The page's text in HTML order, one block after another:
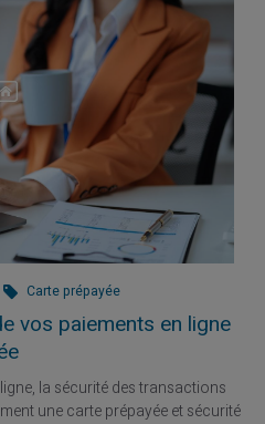
Carte prépayée
vos paiements en ligne
la sécurité des transactions
une carte prépayée et sécurité